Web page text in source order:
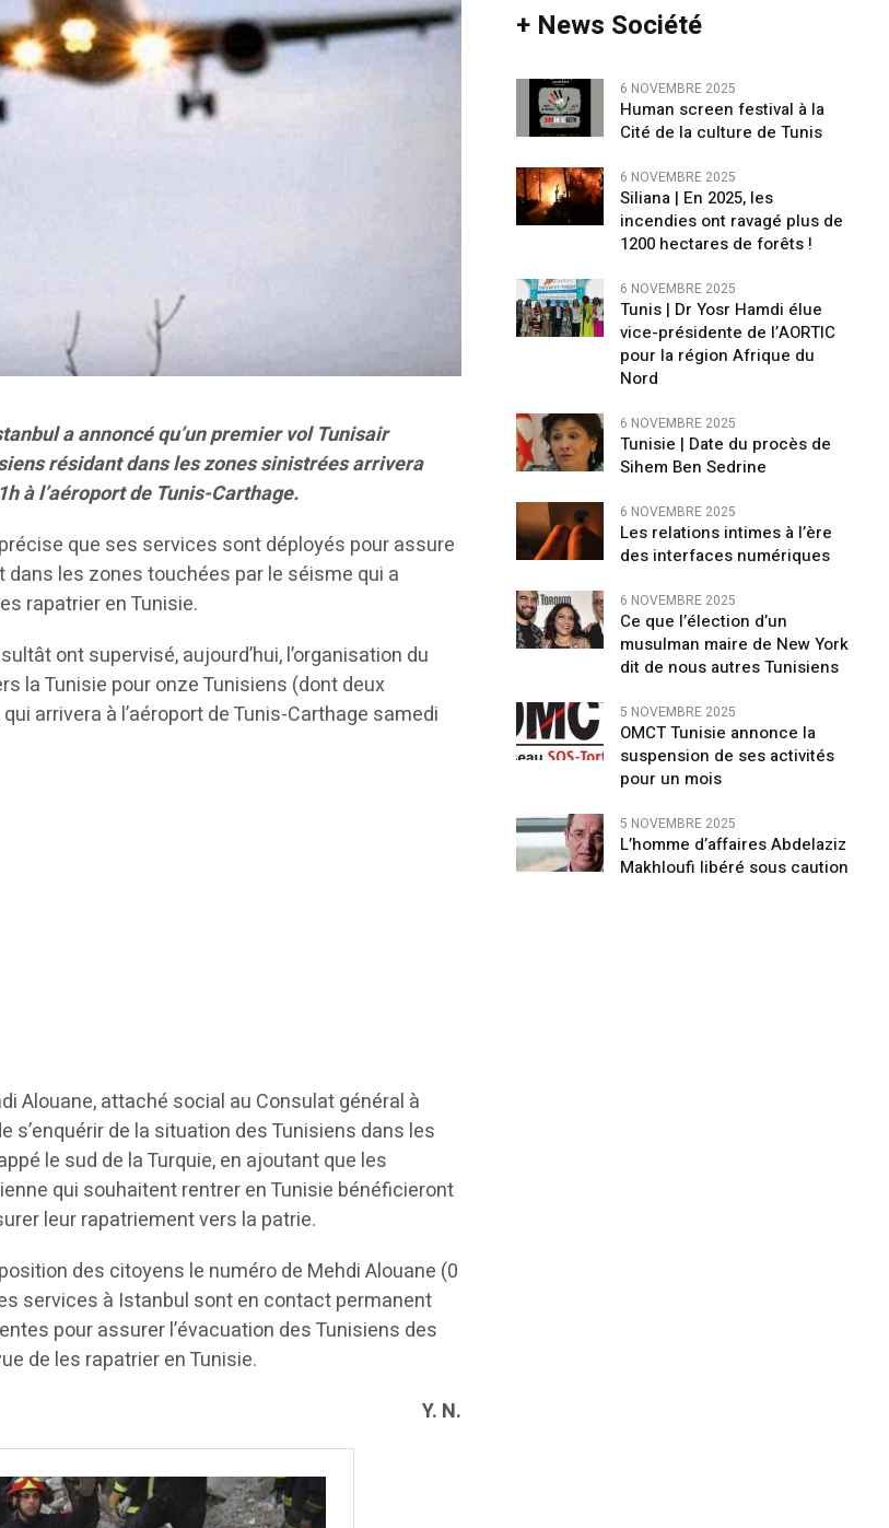
a annoncé qu’un premiervolTunisair
résidant dans les zones sinistrées arrivera
à l’aéroport de Tunis-Carthage.
que ses services sont déployés pour assure
dans les zones touchées par le séisme qui a
rapatrier en Tunisie.
ont supervisé, aujourd’hui, l’organisation du
la Tunisie pour onze Tunisiens (dont deux
arrivera à l’aéroport de Tunis-Carthage samedi
Alouane, attaché social au Consulat général à
s’enquérir de la situation des Tunisiens dans les
le sud de la Turquie, en ajoutant que les
qui souhaitent rentrer en Tunisie bénéficieront
leur rapatriement vers la patrie.
des citoyens le numéro de Mehdi Alouane (0
services à Istanbul sont en contact permanent
pour assurer l’évacuation des Tunisiens des
de les rapatrier en Tunisie.
Y. N.
+ News Société
6 NOVEMBRE 2025
Human screen festival à la
Cité de la culture de Tunis
6 NOVEMBRE 2025
Siliana | En 2025, les
incendies ont ravagé plus de
1200 hectares de forêts !
6 NOVEMBRE 2025
Tunis | Dr Yosr Hamdi élue
vice-présidente de l’AORTIC
pour la région Afrique du
Nord
6 NOVEMBRE 2025
Tunisie | Date du procès de
Sihem Ben Sedrine
6 NOVEMBRE 2025
Les relations intimes à l’ère
des interfaces numériques
6 NOVEMBRE 2025
Ce que l’élection d’un
musulman maire de New York
dit de nous autres Tunisiens
5 NOVEMBRE 2025
OMCT Tunisie annonce la
suspension de ses activités
pour un mois
5 NOVEMBRE 2025
L’homme d’affaires Abdelaziz
Makhloufi libéré sous caution